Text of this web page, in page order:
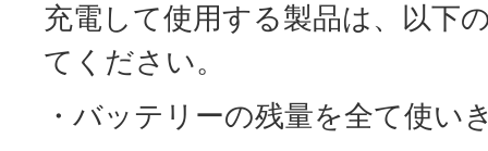
充電して使用する製品は、以下
てください。
・バッテリーの残量を全て使い